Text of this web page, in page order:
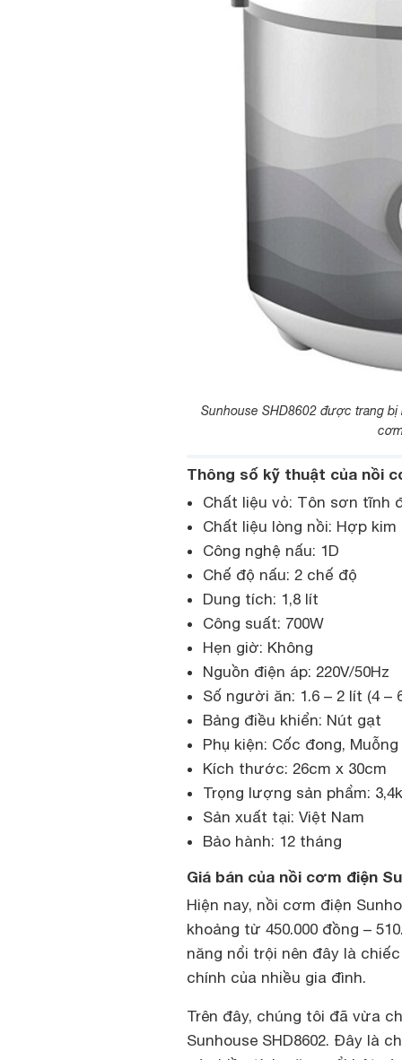
Sunhouse SHD8602 được trang
Thông số kỹ thuật của nồi
Chất liệu vỏ: Tôn sơn tĩnh
Chất liệu lòng nồi: Hợp
Công nghệ nấu: 1D
Chế độ nấu: 2 chế độ
Dung tích: 1,8 lít
Công suất: 700W
Hẹn giờ: Không
Nguồn điện áp: 220V/50Hz
Số người ăn: 1.6 – 2 lít (4 –
Bảng điều khiển: Nút gạt
Phụ kiện: Cốc đong,
Kích thước: 26cm x 30cm
Trọng lượng sản phẩm:
Sản xuất tại: Việt Nam
Bảo hành: 12 tháng
Giá bán của nồi cơm điện
Hiện nay, nồi cơm điện
khoảng từ 450.000 đồng –
năng nổi trội nên đây là
chính của nhiều gia đình.
Trên đây, chúng tôi đã vừa
Sunhouse SHD8602. Đây là